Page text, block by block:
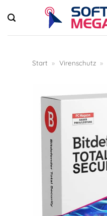
Inhalt
springen
Start » Virenschutz »